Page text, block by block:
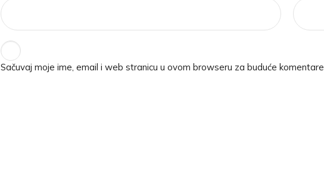
Sačuvaj moje ime, email i web stranicu u ovom browseru za buduće komentare.